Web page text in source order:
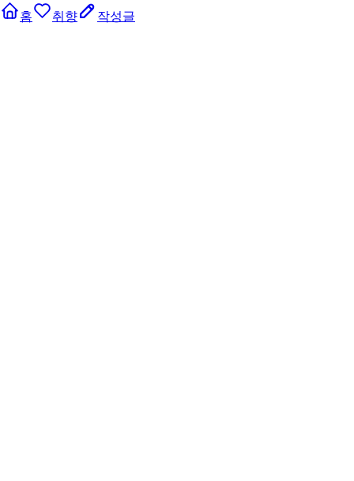
홈
취향 작성글